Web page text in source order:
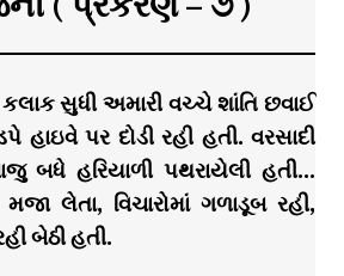
સુધી અમારી વચ્ચે શાંતિ છવાઈ
હાઇવે પર દોડી રહી હતી. વરસાદી
બધે હરિયાળી પથરાયેલી હતી…
લેતા, વિચારોમાં ગળાડૂબ રહી,
બેઠી હતી.